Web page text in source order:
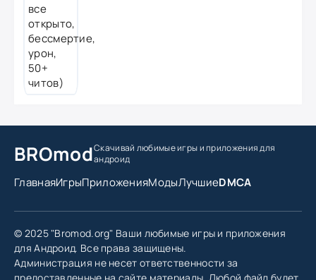
BROmodСкачивай любимые игрыи приложения для
андроид
ГлавнаяИгрыПриложенияМодыЛучшиеDMCA
© 2025 "Bromod.org" Ваши любимые игры и приложения
для Андроид. Все права защищены.
Администрация не несет ответственности за